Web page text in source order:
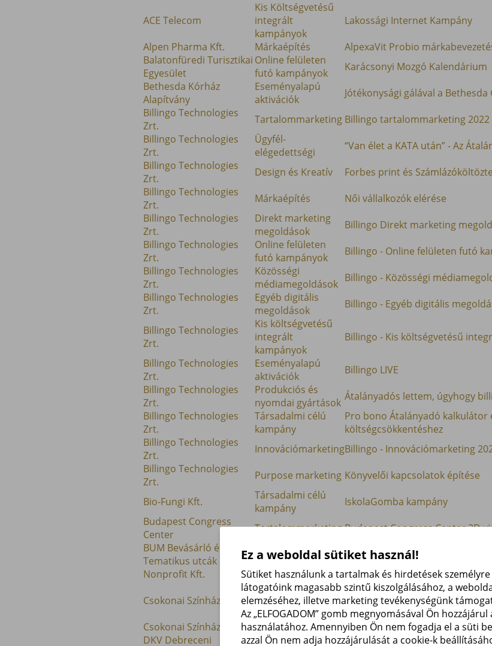
ACE Telecom
Kis Költségvetésű
integrált
kampányok
Lakossági Internet Kampány
Alpen Pharma Kft.
Márkaépítés
AlpexaVit Probio
Balatonfüredi Turisztikai
Egyesület
Online felületen
futó kampányok
Karácsonyi Mozgó Kalendárium
Bethesda Kórház
Alapítvány
Eseményalapú
aktivációk
Jótékonysági gálával a
Billingo Technologies
Zrt.
Tartalommarketing Billingo tartalommarketing 2022
Billingo Technologies
Zrt.
Ügyfél-
elégedettségi
“Van élet a KATA után” - Az
Billingo Technologies
Zrt.
Design és Kreatív
Forbes print és
Billingo Technologies
Zrt.
Márkaépítés
Női vállalkozók elérése
Billingo Technologies
Zrt.
Direkt marketing
megoldások
Billingo Direkt marketing
Billingo Technologies
Zrt.
Online felületen
futó kampányok
Billingo - Online felületen futó
Billingo Technologies
Zrt.
Közösségi
médiamegoldások Billingo - Közösségi
Billingo Technologies
Zrt.
Egyéb digitális
megoldások
Billingo - Egyéb digitális
Billingo Technologies
Zrt.
Kis költségvetésű
integrált
kampányok
Billingo - Kis költségvetésű
Billingo Technologies
Zrt.
Eseményalapú
aktivációk
Billingo LIVE
Billingo Technologies
Zrt.
Produkciós és
nyomdai gyártások Átalányadós lettem, úgyhogy
Billingo Technologies
Zrt.
Társadalmi célú
kampány
Pro bono Átalányadó kalkulátor
költségcsökkentéshez
Billingo Technologies
Zrt.
InnovációmarketingBillingo - Innovációmarketing
Billingo Technologies
Zrt.
Purpose marketing Könyvelői kapcsolatok építése
Bio-Fungi Kft.
Társadalmi célú
kampány
IskolaGomba kampány
Budapest Congress
Center
TartalommarketingBudapest Congress Center 3D
BUM Bevásárló és
Tematikus utcák
Nonprofit Kft.
Eseményalapú
aktivációk
SlowXmas 2021
Csokonai Színház
Kis költségvetésű
integrált
kampányok
"Így költöztünk mi" videóklip
Csokonai Színház
Márkaépítés
A Csokonai Fórum márkaépítése
DKV Debreceni
Ez a weboldal sütiket használ!
Sütiket használunk a tartalmak és hirdetések személyre
látogatóink magasabb szintű kiszolgálásához, a
elemzéséhez, illetve marketing tevékenységünk
Az „ELFOGADOM” gomb megnyomásával Ön hozzájárul
használatához. Amennyiben Ön nem fogadja el a süti
azzal Ön nem adja hozzájárulását a cookie-k